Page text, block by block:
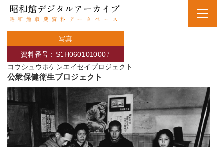
写真
コウシュウホケンエイセイプロジェクト
資料番号：S1H0601010007
公衆保健衛生プロジェクト